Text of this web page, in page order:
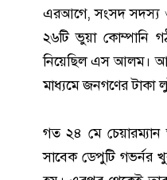
এরআগে, সংসদ সদস্য ও
২৬টি ভুয়া কোম্পানি
নিয়েছিল এস আলম।
মাধ্যমে জনগণের টাকা
গত ২৪ মে
সাবেক ডেপুটি গভর্নর